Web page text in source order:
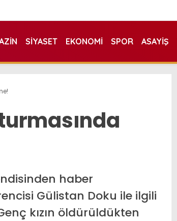
SIYASET EKONOMI SPOR ASAYIŞ
haber
Gülistan Doku ile ilgili
kızın öldürüldükten